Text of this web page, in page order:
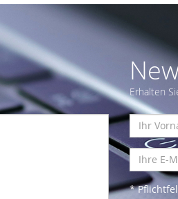
Erhalten
*